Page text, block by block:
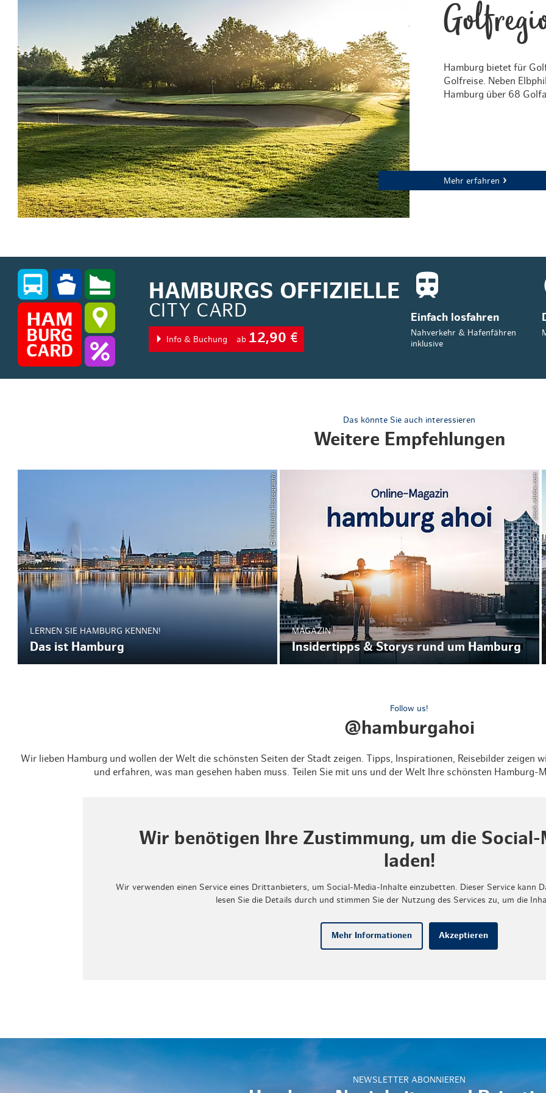
Hamburg bietet für
Golfreise. Neben
Hamburg über 68
Mehr erfahren
HAMBURGS OFFIZIELLE
CITY CARD
Info & Buchung ab 12,90 €
Einfach losfahren
Nahverkehr & Hafenfähren
inklusive
Das könnte Sie auch interessieren
Weitere Empfehlungen
© ThisIsJulia Photography
LERNEN SIE HAMBURG KENNEN!
Das ist Hamburg
© Till – stock.adobe.com
MAGAZIN
Insidertipps & Storys rund um Hamburg
Follow us!
@hamburgahoi
Wir lieben Hamburg und wollen der Welt die schönsten Seiten der Stadt zeigen. Tipps, Inspirationen, Reisebilder zeigen
und erfahren, was man gesehen haben muss. Teilen Sie mit uns und der Welt Ihre schönsten
Wir benötigen Ihre Zustimmung, um die Social-
laden!
Wir verwenden einen Service eines Drittanbieters, um Social-Media-Inhalte einzubetten. Dieser Service kann
lesen Sie die Details durch und stimmen Sie der Nutzung des Services zu, um die
Mehr Informationen Akzeptieren
NEWSLETTER ABONNIEREN